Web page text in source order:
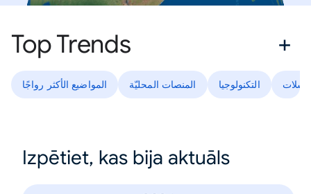
Top Trends
المواضيع الأكثر رواجًا المنصات المحليّة التكنولوجيا
Izpētiet, kas bija aktuāls